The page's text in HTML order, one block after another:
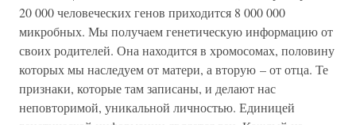
20 000 человеческих генов приходится 8 000 000
микробных. Мы получаем генетическую информацию от
своих родителей. Она находится в хромосомах, половину
которых мы наследуем от матери, а вторую – от отца. Те
признаки, которые там записаны, и делают нас
неповторимой, уникальной личностью. Единицей